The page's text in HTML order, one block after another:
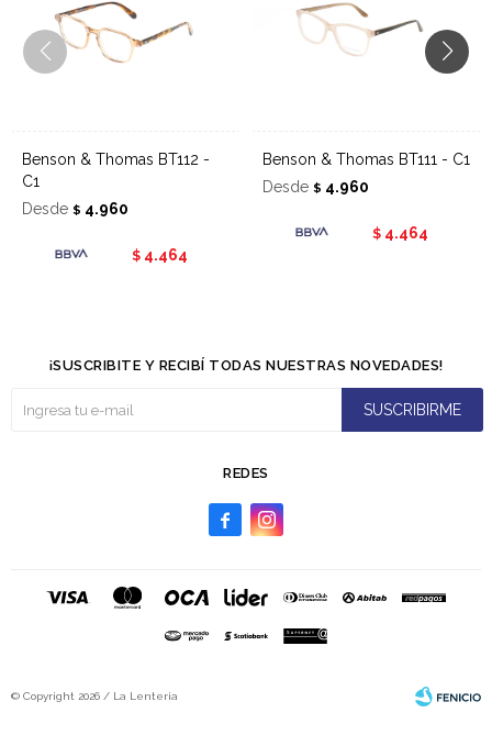
Benson & Thomas BT112 -
C1
Desde $ 4.960
$ 4.464
Benson & Thomas BT111 - C1
Desde $ 4.960
$ 4.464
REDES
 
¡SUSCRIBITE Y RECIBÍ TODAS NUESTRAS NOVEDADES!
SUSCRIBIRME
© Copyright 2026 / La Lenteria